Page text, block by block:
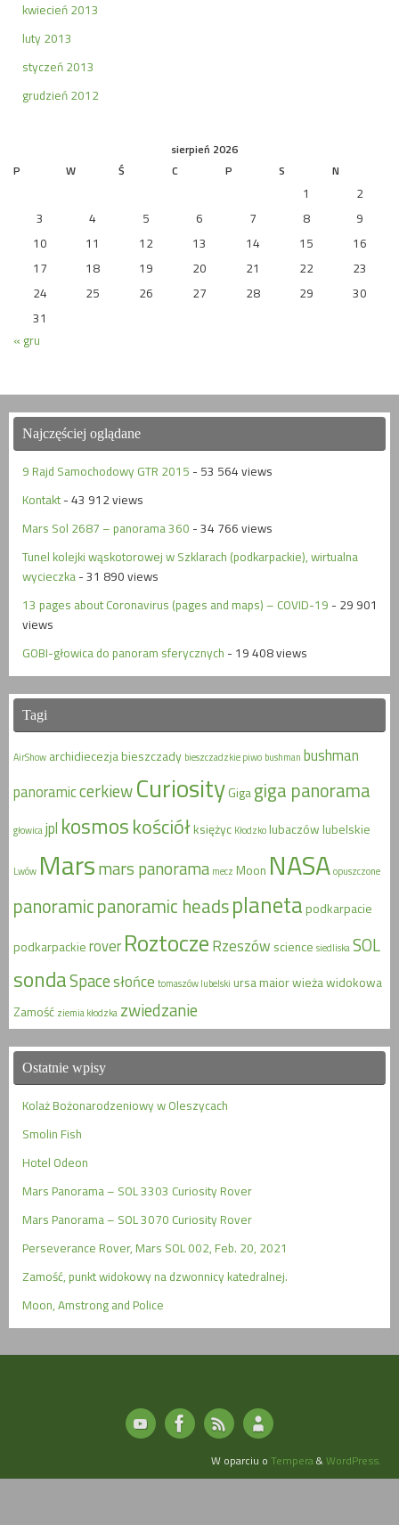
kwiecień 2013
luty 2013
styczeń 2013
grudzień 2012
sierpień 2026
P
W Ś C P S N
1
2
3
4 5 6 7 8
9
10
11 12 13 14 15
16
17
18 19 20 21 22
23
24
25 26 27 28 29
30
31
« gru
Najczęściej oglądane
9 Rajd Samochodowy GTR 2015 - 53 564 views
Kontakt - 43 912 views
Mars Sol 2687 – panorama 360 - 34 766 views
Tunel kolejki wąskotorowej w Szklarach (podkarpackie), wirtualna
wycieczka - 31 890 views
13 pages about Coronavirus (pages and maps) – COVID-19 - 29 901
views
GOBI-głowica do panoram sferycznych - 19 408 views
Tagi
AirShow archidiecezjabieszczady bieszczadzkie piwo bushman bushman
panoramiccerkiewCuriosityGigagiga panorama
głowicajpl kosmoskościółksiężyc Kłodzkolubaczówlubelskie
Lwów Marsmars panorama mecz Moon NASAopuszczone
panoramicpanoramic headsplanetapodkarpacie
podkarpackierover Roztocze Rzeszów science siedliskaSOL
sondaSpacesłońce tomaszów lubelski ursa maiorwieża widokowa
Zamość ziemia kłodzka zwiedzanie
Ostatnie wpisy
Kolaż Bożonarodzeniowy w Oleszycach
Smolin Fish
Hotel Odeon
Mars Panorama – SOL 3303 Curiosity Rover
Mars Panorama – SOL 3070 Curiosity Rover
Perseverance Rover, Mars SOL 002, Feb. 20, 2021
Zamość, punkt widokowy na dzwonnicy katedralnej.
Moon, Amstrong and Police
W oparciu o Tempera&WordPress.